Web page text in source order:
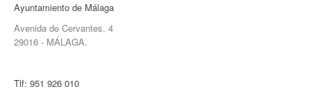
Ayuntamiento de Málaga
Avenida de Cervantes, 4
29016 - MÁLAGA.
Tlf: 951 926 010